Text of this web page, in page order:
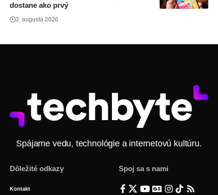
dostane ako prvý
3. augusta 2026
Spájame vedu, technológie a internetovú kultúru.
Dôležité odkazy
Kontakt
Spoj sa s nami